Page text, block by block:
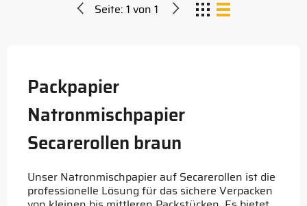
Seite: 1 von 1
Packpapier
Natronmischpapier
Secarerollen braun
Unser Natronmischpapier auf Secarerollen ist die
professionelle Lösung für das sichere Verpacken